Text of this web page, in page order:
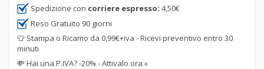
Spedizione con corriere espresso: 4,50€
Reso Gratuito 90 giorni
👕 Stampa o Ricamo da 0,99€+iva - Ricevi preventivo entro 30
minuti
💸Hai una P.IVA? -20% - Attivalo ora »